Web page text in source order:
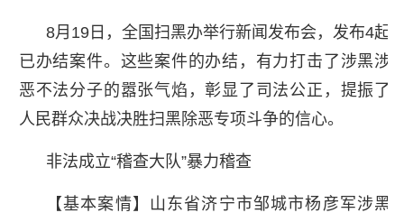
8月19日，全国扫黑办举行新闻发布会，发布4起
已办结案件。这些案件的办结，有力打击了涉黑涉
恶不法分子的嚣张气焰，彰显了司法公正，提振了
人民群众决战决胜扫黑除恶专项斗争的信心。
非法成立“稽查大队”暴力稽查
【基本案情】山东省济宁市邹城市杨彦军涉黑